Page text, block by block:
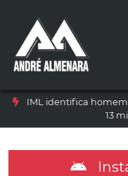
IML identifica
13